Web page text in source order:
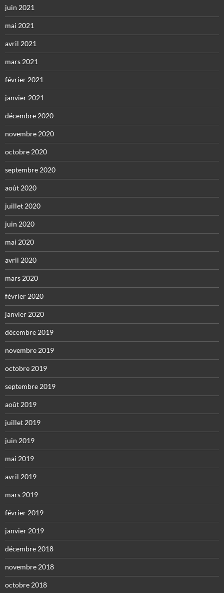
juin 2021
mai 2021
avril 2021
mars 2021
février 2021
janvier 2021
décembre 2020
novembre 2020
octobre 2020
septembre 2020
août 2020
juillet 2020
juin 2020
mai 2020
avril 2020
mars 2020
février 2020
janvier 2020
décembre 2019
novembre 2019
octobre 2019
septembre 2019
août 2019
juillet 2019
juin 2019
mai 2019
avril 2019
mars 2019
février 2019
janvier 2019
décembre 2018
novembre 2018
octobre 2018